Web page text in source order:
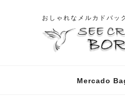
おしゃれなメルカドバッ
Mercado